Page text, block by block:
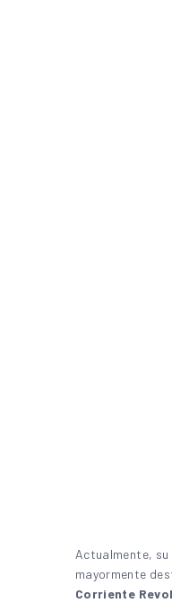
Actualmente,
mayormente
Corriente